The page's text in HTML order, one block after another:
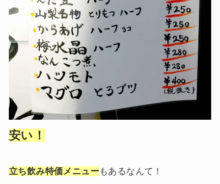
安い！
立ち飲み特価メニュー もあるなんて！